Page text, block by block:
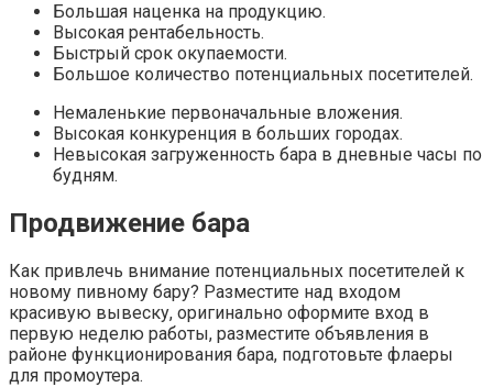
Большая наценка на продукцию.
Высокая рентабельность.
Быстрый срок окупаемости.
Большое количество потенциальных посетителей.
Немаленькие первоначальные вложения.
Высокая конкуренция в больших городах.
Невысокая загруженность бара в дневные часы по
будням.
Продвижение бара
Как привлечь внимание потенциальных посетителей к
новому пивному бару? Разместите над входом
красивую вывеску, оригинально оформите вход в
первую неделю работы, разместите объявления в
районе функционирования бара, подготовьте флаеры
для промоутера.